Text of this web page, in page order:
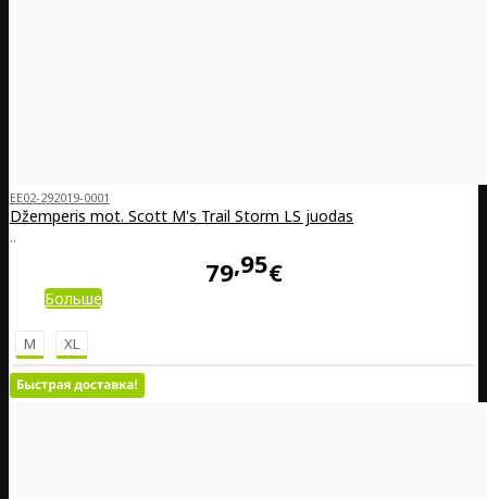
EE02-292019-0001
Džemperis mot. Scott M's Trail Storm LS juodas
..
79 95€
Больше
M XL